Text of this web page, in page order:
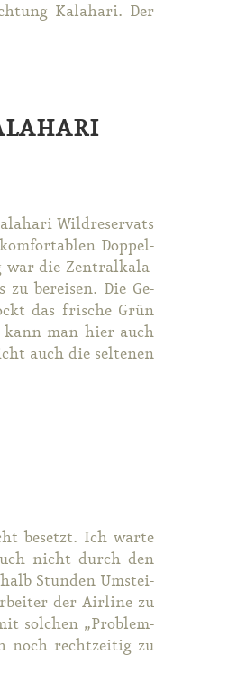
Ka­la­ha­ri. Der
Wild­re­ser­vats
Dop­pel­
war die Zen­tral­kala­
zu be­rei­sen. Die Ge­
das fri­sche Grün
kann man hier auch
auch die sel­te­nen
be­setzt. Ich war­te
nicht durch den
Stun­den Um­stei­
der Air­line zu
sol­chen „Pro­blem­
noch recht­zei­tig zu